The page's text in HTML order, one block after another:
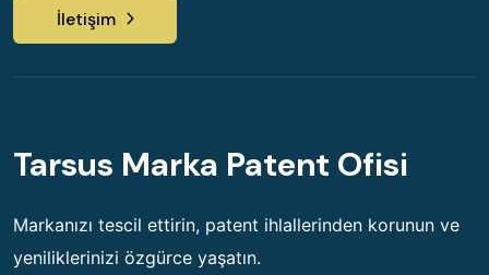
İletişim
Tarsus Marka Patent Ofisi
Markanızı tescil ettirin, patent ihlallerinden korunun ve
yeniliklerinizi özgürce yaşatın.